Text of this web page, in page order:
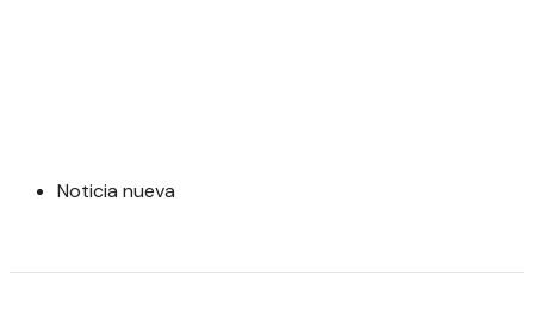
Noticia nueva